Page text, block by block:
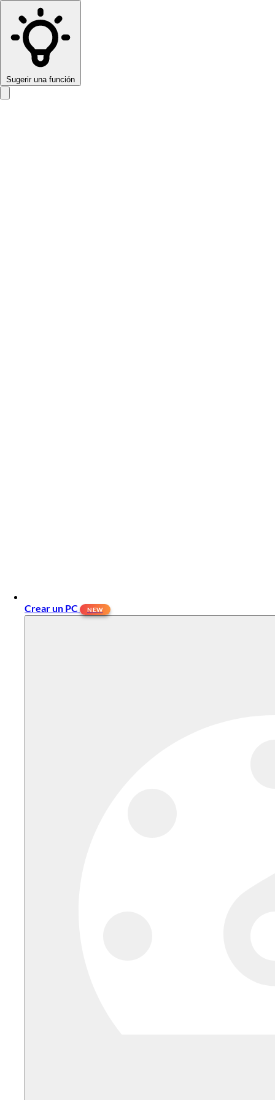
Sugerir una función
Crear un PC NEW